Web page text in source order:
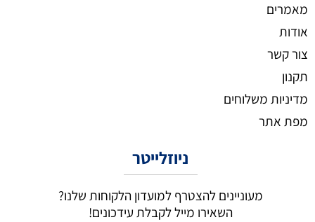
מאמרים
אודות
צור קשר
תקנון
מדיניות משלוחים
מפת אתר
ניוזלייטר
מעוניינים להצטרף למועדון הלקוחות שלנו?
השאירו מייל לקבלת עידכונים!